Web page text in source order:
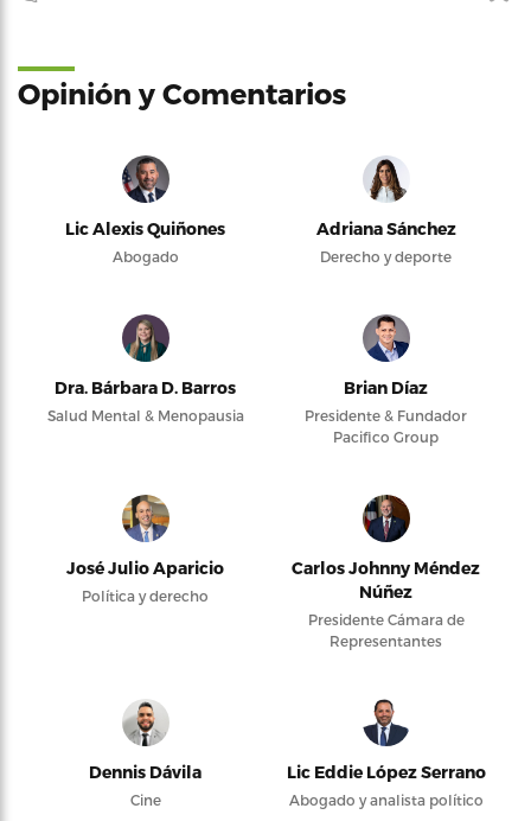
Opinión y Comentarios
Lic Alexis Quiñones
Abogado
Adriana Sánchez
Derecho y deporte
Dra. Bárbara D. Barros
Salud Mental & Menopausia
Brian Díaz
Presidente & Fundador
Pacifico Group
José Julio Aparicio
Política y derecho
Carlos Johnny Méndez
Núñez
Presidente Cámara de
Representantes
Dennis Dávila
Cine
Lic Eddie López Serrano
Abogado y analista político